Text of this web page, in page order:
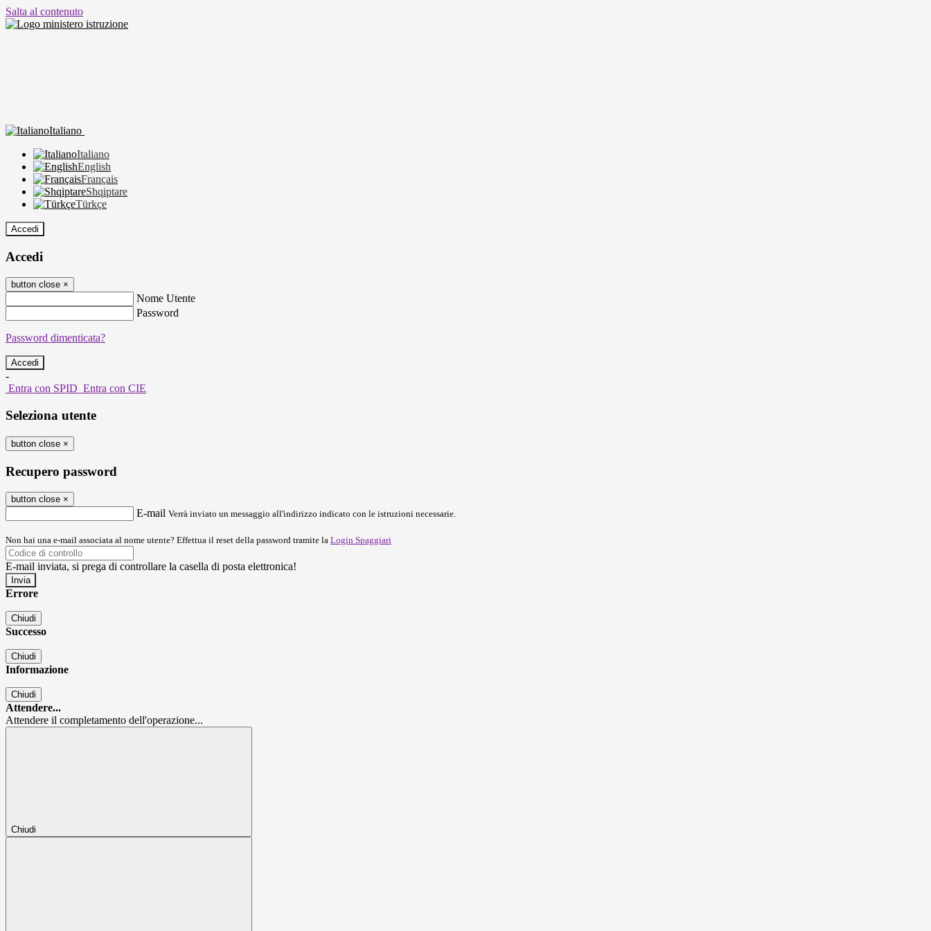
Salta al contenuto
Italiano
Italiano
English
Français
Shqiptare
Türkçe
Accedi
Accedi
button close ×
Nome Utente
Password
Password dimenticata?
-
Entra con SPID Entra con CIE
Seleziona utente
button close ×
Recupero password
button close ×
E-mail Verrà inviato un messaggio all'indirizzo indicato con le istruzioni necessarie.
Non hai una e-mail associata al nome utente? Effettua il reset della password tramite la Login Spaggiari
E-mail inviata, si prega di controllare la casella di posta elettronica!
Errore
Chiudi
Successo
Chiudi
Informazione
Chiudi
Attendere...
Attendere il completamento dell'operazione...
Chiudi